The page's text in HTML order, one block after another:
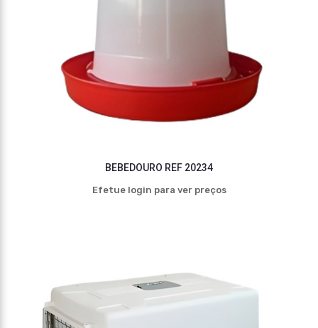
BEBEDOURO REF 20234
Efetue login para ver preços